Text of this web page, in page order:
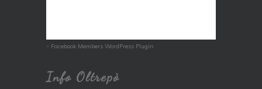
- Facebook Members WordPress Plugin
Info Oltrepò